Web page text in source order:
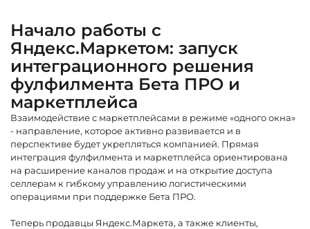
Начало работы с
Яндекс.Маркетом: запуск
интеграционного решения
фулфилмента Бета ПРО и
маркетплейса
Взаимодействие с маркетплейсами в режиме «одного окна»
- направление, которое активно развивается и в
перспективе будет укрепляться компанией. Прямая
интеграция фулфилмента и маркетплейса ориентирована
на расширение каналов продаж и на открытие доступа
селлерам к гибкому управлению логистическими
операциями при поддержке Бета ПРО.
Теперь продавцы Яндекс.Маркета, а также клиенты,